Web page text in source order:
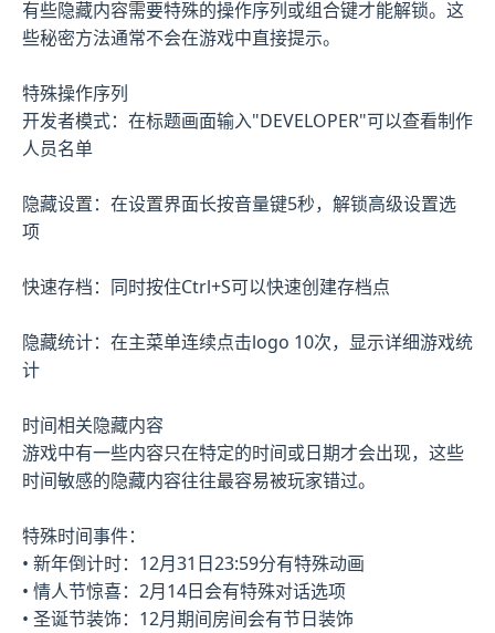
有些隐藏内容需要特殊的操作序列或组合键才能解锁。这
些秘密方法通常不会在游戏中直接提示。
特殊操作序列
开发者模式：在标题画面输入"DEVELOPER"可以查看制作
人员名单
隐藏设置：在设置界面长按音量键5秒，解锁高级设置选
项
快速存档：同时按住Ctrl+S可以快速创建存档点
隐藏统计：在主菜单连续点击logo 10次，显示详细游戏统
计
时间相关隐藏内容
游戏中有一些内容只在特定的时间或日期才会出现，这些
时间敏感的隐藏内容往往最容易被玩家错过。
特殊时间事件：
• 新年倒计时：12月31日23:59分有特殊动画
• 情人节惊喜：2月14日会有特殊对话选项
• 圣诞节装饰：12月期间房间会有节日装饰